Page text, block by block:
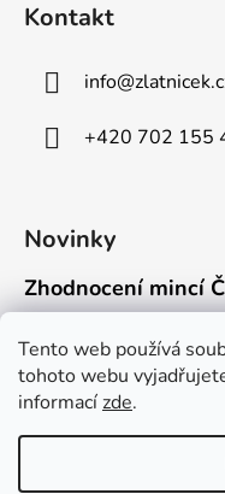
Tento web používá
tohoto webu
informacízde.
Kontakt
info@
+420 702 155
Novinky
Zhodnocení mincí
Připravili jsme pro vás
Mýty o přepravě
Kdo někdy držel v